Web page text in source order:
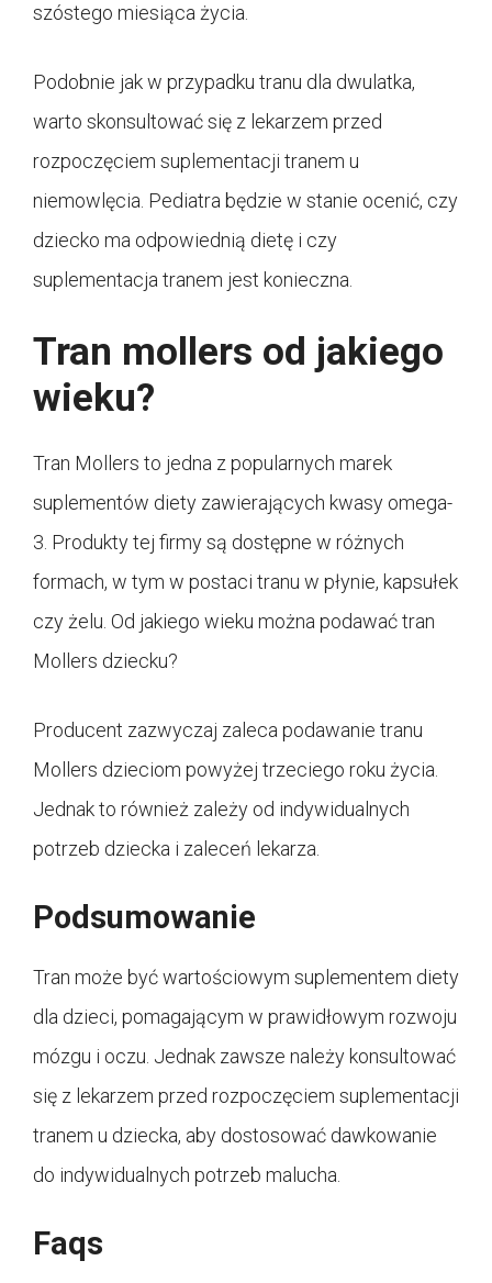
szóstego miesiąca życia.
Podobnie jak w przypadku tranu dla dwulatka,
warto skonsultować się z lekarzem przed
rozpoczęciem suplementacji tranem u
niemowlęcia. Pediatra będzie w stanie ocenić, czy
dziecko ma odpowiednią dietę i czy
suplementacja tranem jest konieczna.
Tran mollers od jakiego
wieku?
Tran Mollers to jedna z popularnych marek
suplementów diety zawierających kwasy omega-
3. Produkty tej firmy są dostępne w różnych
formach, w tym w postaci tranu w płynie, kapsułek
czy żelu. Od jakiego wieku można podawać tran
Mollers dziecku?
Producent zazwyczaj zaleca podawanie tranu
Mollers dzieciom powyżej trzeciego roku życia.
Jednak to również zależy od indywidualnych
potrzeb dziecka i zaleceń lekarza.
Podsumowanie
Tran może być wartościowym suplementem diety
dla dzieci, pomagającym w prawidłowym rozwoju
mózgu i oczu. Jednak zawsze należy konsultować
się z lekarzem przed rozpoczęciem suplementacji
tranem u dziecka, aby dostosować dawkowanie
do indywidualnych potrzeb malucha.
Faqs